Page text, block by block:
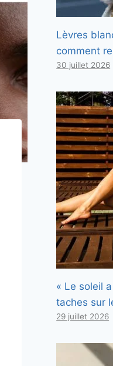
Lèvres
comment
30 juillet 2026
« Le soleil
taches sur
29 juillet 2026